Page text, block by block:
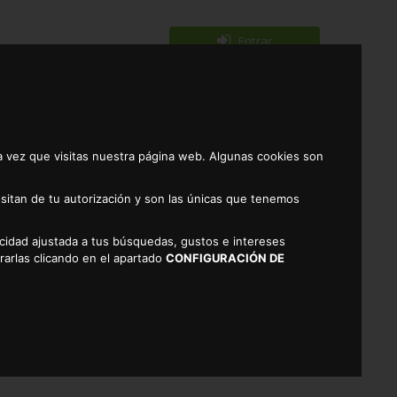
que visitas nuestra página web. Algunas cookies son
de tu autorización y son las únicas que tenemos
ajustada a tus búsquedas, gustos e intereses
clicando en el apartadoCONFIGURACIÓN DE
Entrar
0
GRUESO 6/12 PIEZAS ALTEZA